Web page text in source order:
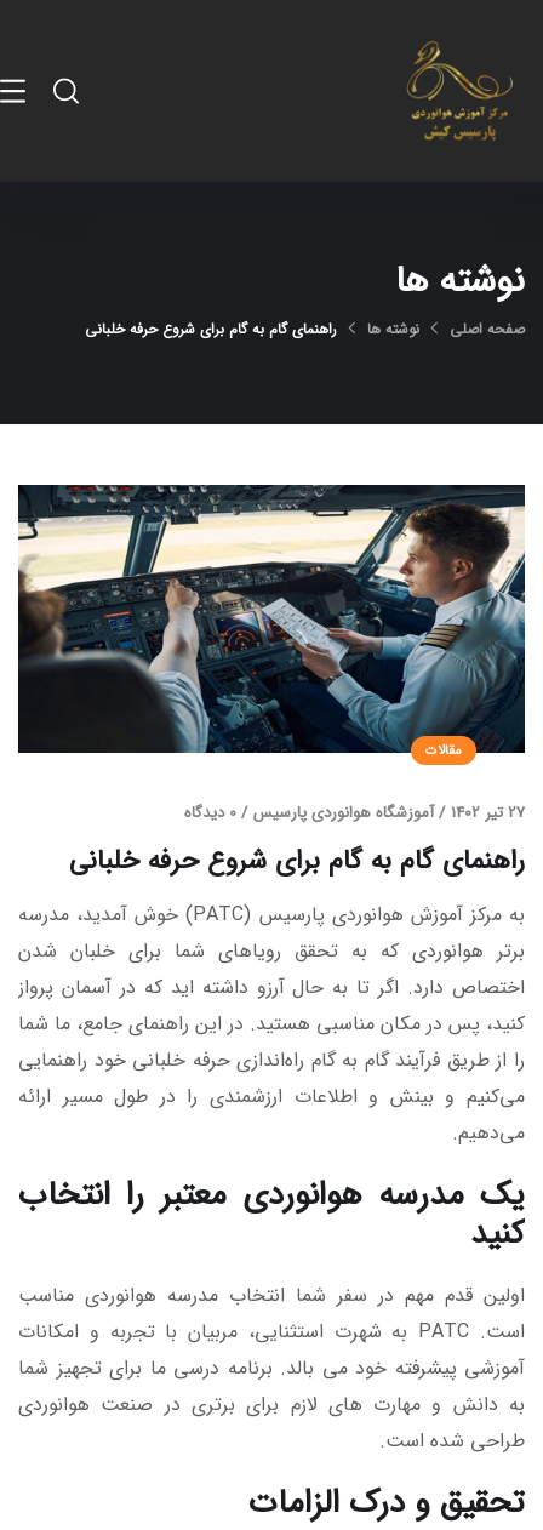
نوشته ها
صفحه اصلی نوشته ها راهنمای گام به گام برای شروع حرفه خلبانی
مقالات
27 تیر 1402 /آموزشگاه هوانوردی پارسیس /0 دیدگاه
راهنمای گام به گام برای شروع حرفه خلبانی
به مرکز آموزش هوانوردی پارسیس (PATC) خوش آمدید، مدرسه
برتر هوانوردی که به تحقق رویاهای شما برای خلبان شدن
اختصاص دارد. اگر تا به حال آرزو داشته اید که در آسمان پرواز
کنید، پس در مکان مناسبی هستید. در این راهنمای جامع، ما شما
را از طریق فرآیند گام به گام راه‌اندازی حرفه خلبانی خود راهنمایی
می‌کنیم و بینش و اطلاعات ارزشمندی را در طول مسیر ارائه
می‌دهیم.
یک مدرسه هوانوردی معتبر را انتخاب
کنید
اولین قدم مهم در سفر شما انتخاب مدرسه هوانوردی مناسب
است. PATC به شهرت استثنایی، مربیان با تجربه و امکانات
آموزشی پیشرفته خود می بالد. برنامه درسی ما برای تجهیز شما
به دانش و مهارت های لازم برای برتری در صنعت هوانوردی
طراحی شده است.
تحقیق و درک الزامات